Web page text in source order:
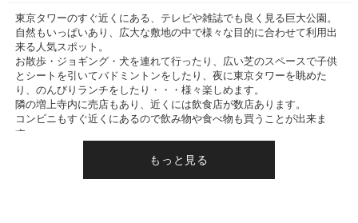
東京タワーのすぐ近くにある、テレビや雑誌でも良く見る巨大公園。
自然もいっぱいあり、広大な敷地の中で様々な目的に合わせて利用出
来る人気スポット。
お散歩・ジョギング・犬を連れて行ったり、広い芝のスペースで子供
とシートを引いてバドミントンをしたり、夜に東京タワーを眺めた
り、のんびりランチをしたり・・・様々楽しめます。
隣の増上寺内に売店もあり、近くには飲食店が数店あります。
コンビニもすぐ近くにあるので飲み物や食べ物も買うことが出来ま
す。